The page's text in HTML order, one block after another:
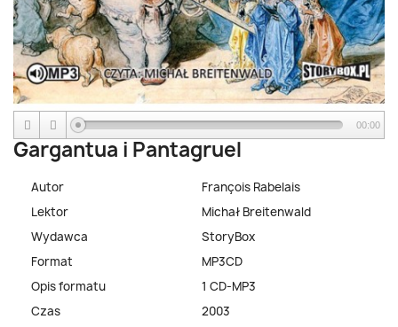
00:00
Gargantua i Pantagruel
Autor
François Rabelais
Lektor
Michał Breitenwald
Wydawca
StoryBox
Format
MP3CD
Opis formatu
1 CD-MP3
Czas
2003